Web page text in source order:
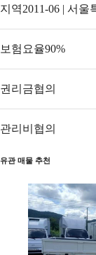
지역2011-06 | 서울
보험요율90%
권리금협의
관리비 협의
유관 매물 추천